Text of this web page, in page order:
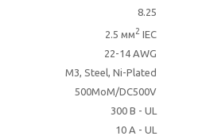
8.25
2.5 мм2 IEC
22-14 AWG
M3, Steel, Ni-Plated
500MoM/DC500V
300 В - UL
10 A - UL